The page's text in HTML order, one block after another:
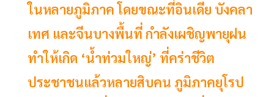
ในหลายภูมิภาค โดยขณะที่อินเดีย บังคลา
เทศ และจีนบางพื้นที่ กำลังเผชิญพายุฝน
ทำให้เกิด ‘น้ำท่วมใหญ่’ ที่คร่าชีวิต
ประชาชนแล้วหลายสิบคน ภูมิภาคยุโรป